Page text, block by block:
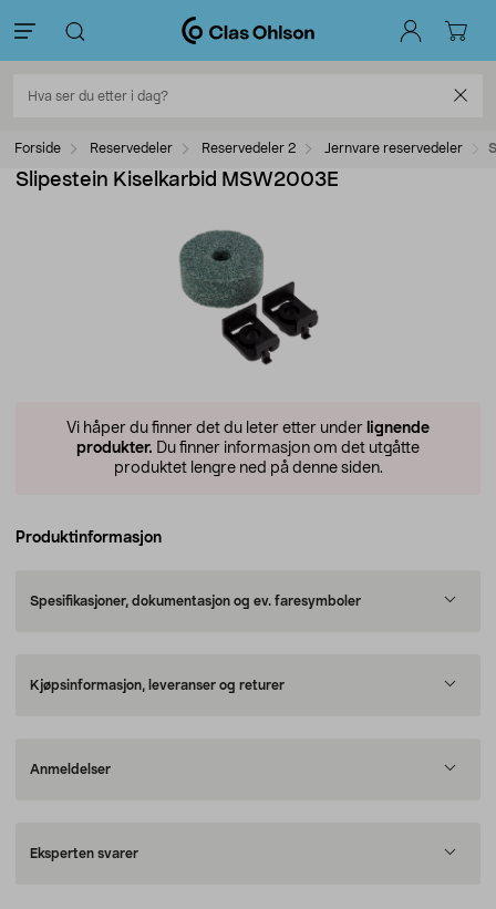
Forside Reservedeler Reservedeler 2 Jernvare reservedeler
Slipestein Kiselkarbid MSW2003E
Vi håper du finner det du leter etter under lignende
produkter. Du finner informasjon om det utgåtte
produktet lengre ned på denne siden.
Produktinformasjon
Spesifikasjoner, dokumentasjon og ev. faresymboler
Kjøpsinformasjon, leveranser og returer
Anmeldelser
Eksperten svarer